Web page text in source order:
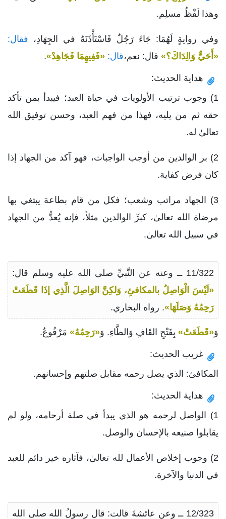
وهذا لَفْظُ مسلِم.
وفي روايةٍ لَهُمَا: جَاءَ رَجُلٌ فَاسْتَأْذَنَهُ في الجِهَادِ، فقال:
«أَحَيٌّ وَالِدَاكَ؟» قال: نعم،قال: «فَفِيهِمَا فَجَاهِدْ».
هداية الحديث:
1) وجوب ترتيب الأولويات في حياة العبد؛ فيبدأ بمن تأكد
حقه ثم من يليه، فهذا من فهم العبد، وحسن توفيق الله
تعالىٰ له.
2) بر الوالدين من أوجب الواجبات، فهو آكد من الجهاد إذا
كان فرض كفاية.
3) الجهاد مراتب وشعب؛ فكل من قام بطاعة يبتغي بها
مرضاة الله تعالىٰ، كبرِّ الوالدين مثلاً، فإنه يُعدُّ من الجهاد
في سبيل الله تعالىٰ.
11/322 ــ وعنه عن النَّبيِّ صلى الله عليه وسلم قال:
«لَيْسَ الْوَاصِلُ بالمكافئِ، وَلكِنَّ الوَاصِلَ الَّذِي إذَا قَطَعَتْ
رَحِمُهُ وَصَلَهَا». رواه البخاري.
وَ«قَطَعَتْ» بِفَتْحِ القَافِ وَالطَّاءِ. وَ«رَحِمُهُ» مَرْفُوعٌ.
غريب الحديث:
المكافئ: الذي يصل رحمه مقابل صلتهم وإحسانهم.
هداية الحديث:
1) الواصل لرحمه هو الذي يبدأ في صلة أرحامه، ولو لم
يقابلوا صنيعه بالإحسان والوصل.
2) وجوب إخلاص الأعمال لله تعالىٰ، فآثاره خير دائم للعبد
في الدنيا والآخرة.
12/323 ــ وعن عائشةَ قالت: قال رسولُ الله صلى الله